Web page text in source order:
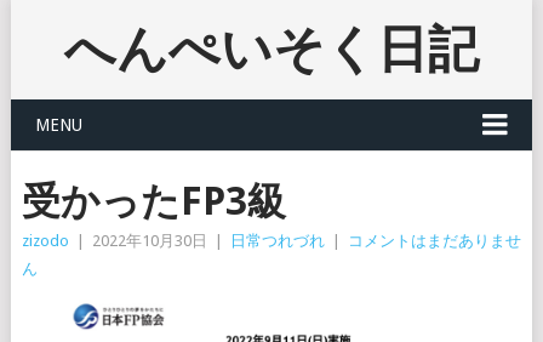
へんぺいそく日記
MENU
受かったFP3級
zizodo 2022年10月30日 日常つれづれ
コメントはまだありませ
ん